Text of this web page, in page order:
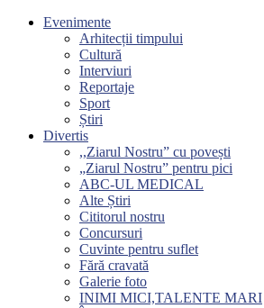
Evenimente
Arhitecții timpului
Cultură
Interviuri
Reportaje
Sport
Știri
Divertis
,,Ziarul Nostru” cu povești
„Ziarul Nostru” pentru pici
ABC-UL MEDICAL
Alte Știri
Cititorul nostru
Concursuri
Cuvinte pentru suflet
Fără cravată
Galerie foto
INIMI MICI,TALENTE MARI